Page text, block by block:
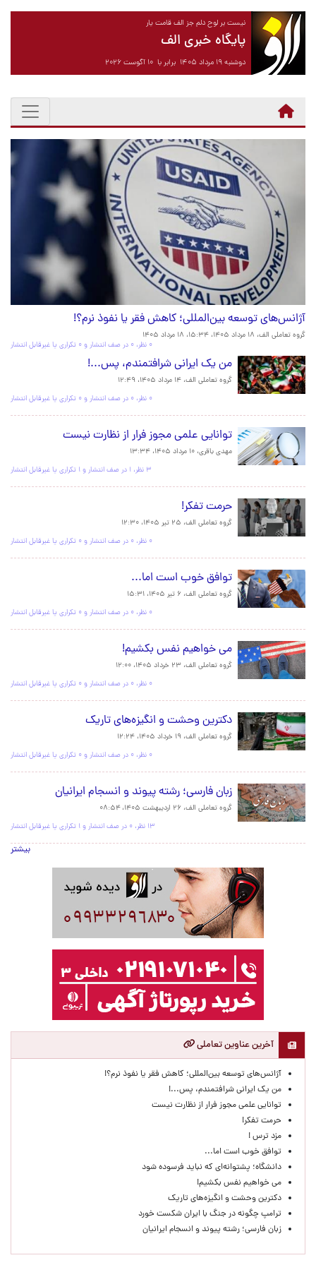
نیست بر لوح دلم جز الف قامت یار
پایگاه خبری الف
دوشنبه ۱۹ مرداد ۱۴۰۵ برابر با ۱۰ آگوست ۲۰۲۶
آژانس‌های توسعه بین‌المللی؛ کاهش فقر یا نفوذ نرم؟!
گروه تعاملی الف، ۱۸ مرداد ۱۴۰۵، ۱۵:۳۴ ، ۱۸ مرداد ۱۴۰۵
۰ نظر، ۰ در صف انتشار و ۰ تکراری یا غیرقابل انتشار
سرخط اخبار من یک ایرانی شرافتمندم، پس...!
گروه تعاملی الف، ۱۴ مرداد ۱۴۰۵، ۱۲:۴۹
۰ نظر، ۰ در صف انتشار و ۰ تکراری یا غیرقابل انتشار
توانایی علمی مجوز فرار از نظارت نیست
مهدی باقری، ۱۰ مرداد ۱۴۰۵، ۱۳:۳۴
۳ نظر، ۱ در صف انتشار و ۱ تکراری یا غیرقابل انتشار
حرمت تفکر!
گروه تعاملی الف، ۲۵ تیر ۱۴۰۵، ۱۲:۳۰
۰ نظر، ۰ در صف انتشار و ۰ تکراری یا غیرقابل انتشار
توافق خوب است اما...
گروه تعاملی الف، ۶ تیر ۱۴۰۵، ۱۵:۳۱
۰ نظر، ۰ در صف انتشار و ۰ تکراری یا غیرقابل انتشار
می خواهیم نفس بکشیم!
گروه تعاملی الف، ۲۳ خرداد ۱۴۰۵، ۱۲:۰۰
۰ نظر، ۰ در صف انتشار و ۰ تکراری یا غیرقابل انتشار
دکترین وحشت و انگیزه‌های تاریک
گروه تعاملی الف، ۱۹ خرداد ۱۴۰۵، ۱۲:۲۴
۰ نظر، ۰ در صف انتشار و ۰ تکراری یا غیرقابل انتشار
زبان فارسی؛ رشته پیوند و انسجام ایرانیان
گروه تعاملی الف، ۲۶ اردیبهشت ۱۴۰۵، ۰۸:۵۴
۱۳ نظر، ۰ در صف انتشار و ۱ تکراری یا غیرقابل انتشار
بیشتر
آخرین عناوین تعاملی
آژانس‌های توسعه بین‌المللی؛ کاهش فقر یا نفوذ نرم؟!
من یک ایرانی شرافتمندم، پس...!
توانایی علمی مجوز فرار از نظارت نیست
حرمت تفکر!
مزد ترس !
توافق خوب است اما...
دانشگاه؛ پشتوانه‌ای که نباید فرسوده شود
می خواهیم نفس بکشیم!
دکترین وحشت و انگیزه‌های تاریک
ترامپ چگونه در جنگ با ایران شکست خورد
زبان فارسی؛ رشته پیوند و انسجام ایرانیان